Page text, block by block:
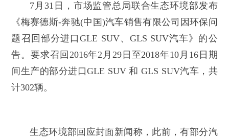
7月31日，市场监管总局联合生态环境部发布
《梅赛德斯-奔驰(中国)汽车销售有限公司因环保问
题召回部分进口GLE SUV、GLS SUV汽车》的公
告。要求召回2016年2月29日至2018年10月16日期
间生产的部分进口GLE SUV 和 GLS SUV汽车，共
计302辆。
生态环境部回应封面新闻称，此前，有部分汽